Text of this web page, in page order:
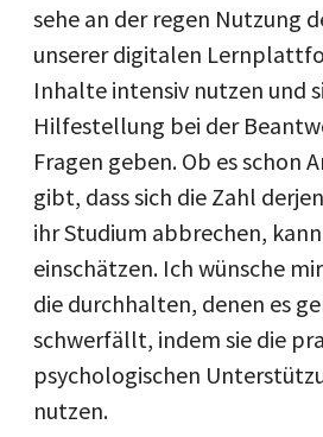
sehe an der regen Nutzung
unserer digitalen
Inhalte intensiv nutzen und
Hilfestellung bei der
Fragen geben. Ob es schon
gibt, dass sich die Zahl
ihr Studium abbrechen,
einschätzen. Ich wünsche
die durchhalten, denen es
schwerfällt, indem sie die
psychologischen
nutzen.